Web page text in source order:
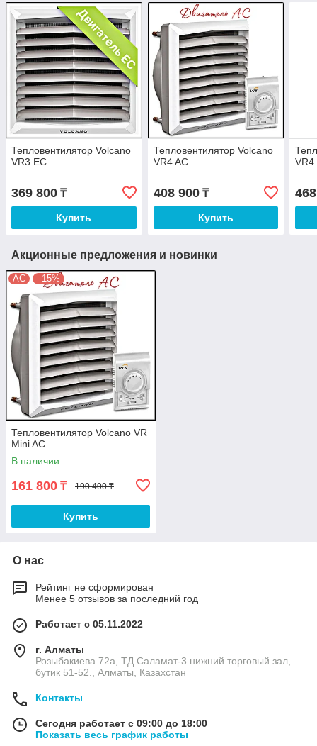
Тепловентилятор Volcano
VR3 EC
369 800 ₸
Купить
Тепловентилятор Volcano
VR4 AC
408 900₸
Купить
VR4
Акционные предложения и новинки
AC –15%
Тепловентилятор Volcano VR
Mini AC
В наличии
161 800 ₸ 190 400 ₸
Купить
О нас
Рейтинг не сформирован
Менее 5 отзывов за последний год
Работает с 05.11.2022
г. Алматы
Розыбакиева 72а, ТД Саламат-3 нижний торговый зал,
бутик 51-52., Алматы, Казахстан
Контакты
Сегодня работает с 09:00 до 18:00
Показать весь график работы